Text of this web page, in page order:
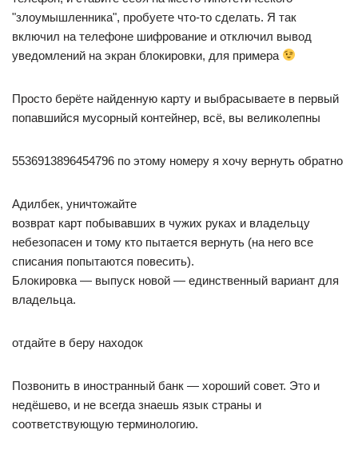
"злоумышленника", пробуете что-то сделать. Я так
включил на телефоне шифрование и отключил вывод
уведомлений на экран блокировки, для примера
Просто берёте найденную карту и выбрасываете в первый
попавшийся мусорный контейнер, всё, вы великолепны
5536913896454796 по этому номеру я хочу вернуть обратно
Адилбек, уничтожайте
возврат карт побывавших в чужих руках и владельцу
небезопасен и тому кто пытается вернуть (на него все
списания попытаются повесить).
Блокировка — выпуск новой — единственный вариант для
владельца.
отдайте в беру находок
Позвонить в иностранный банк — хороший совет. Это и
недёшево, и не всегда знаешь язык страны и
соответствующую терминологию.